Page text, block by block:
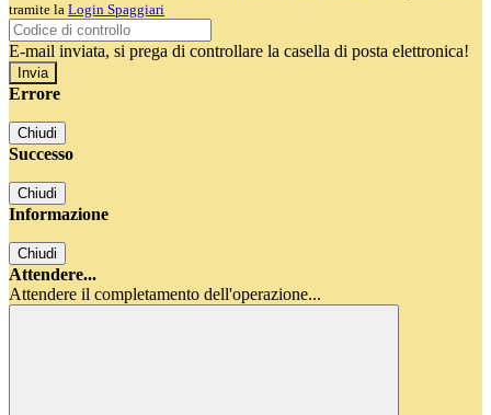
tramite la Login Spaggiari
E-mail inviata, si prega di controllare la casella di posta elettronica!
Errore
Chiudi
Successo
Chiudi
Informazione
Chiudi
Attendere...
Attendere il completamento dell'operazione...